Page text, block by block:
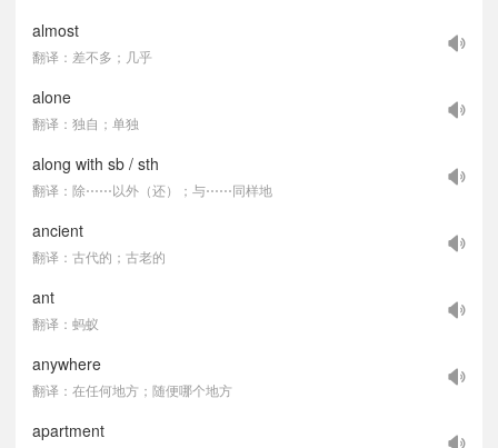
almost
翻译：差不多；几乎
alone
翻译：独自；单独
along with sb / sth
翻译：除⋯⋯以外（还）；与⋯⋯同样地
ancient
翻译：古代的；古老的
ant
翻译：蚂蚁
anywhere
翻译：在任何地方；随便哪个地方
apartment